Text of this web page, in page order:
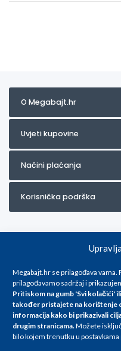
Megabajt.hr se prilagođava
prilagođavamo sadržaj i
Pritiskom na gumb 'Svi kolačići'
također pristajete na korištenje
informacija kako bi prikazivali
drugim stranicama.Možete
bilo kojem trenutku u
O Megabajt.hr
Uvjeti kupovine
Načini plaćanja
Korisnička podrška
Za artikle kojih trenutno nema
info@megabajt.hr. Sve cijene
promjenama, a
iskazane su za avansno